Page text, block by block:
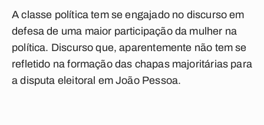
A classe política tem se engajado no discurso em
defesa de uma maior participação da mulher na
política. Discurso que, aparentemente não tem se
refletido na formação das chapas majoritárias para
a disputa eleitoral em João Pessoa.